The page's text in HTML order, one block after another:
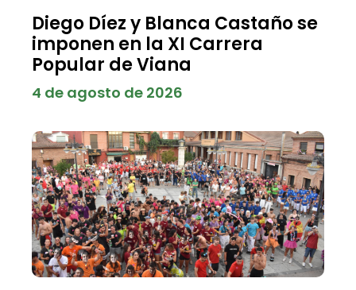
Diego Díez y Blanca Castaño se
imponen en la XI Carrera
Popular de Viana
4 de agosto de 2026